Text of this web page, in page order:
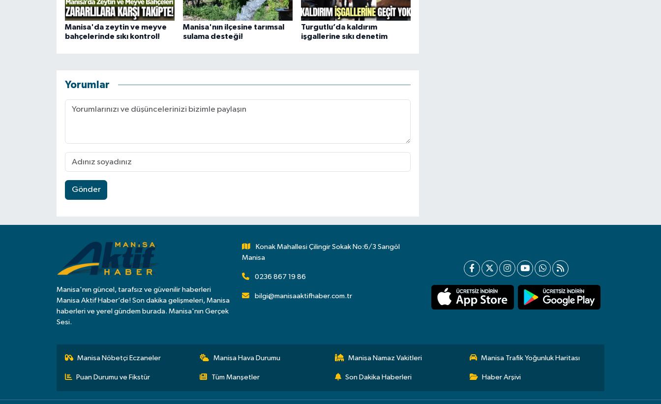
Manisa'da zeytin ve meyve
bahçelerinde sıkı kontrol!
Manisa'nın ilçesine tarımsal
sulama desteği!
Turgutlu’da kaldırım
işgallerine sıkı denetim
Yorumlar
Gönder
Manisa'nın güncel, tarafsız ve güvenilir haberleri
Manisa Aktif Haber’de! Son dakika gelişmeleri, Manisa
haberleri ve yerel gündem burada. Manisa'nın Gerçek
Sesi.
Konak Mahallesi Çilingir Sokak No:6/3 Sarıgöl
Manisa
0236 867 19 86
bilgi@manisaaktifhaber.com.tr
Manisa Nöbetçi Eczaneler Manisa Hava Durumu Manisa Namaz Vakitleri Manisa Trafik Yoğunluk Haritası
Puan Durumu ve Fikstür Tüm Manşetler Son Dakika Haberleri Haber Arşivi